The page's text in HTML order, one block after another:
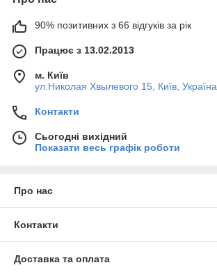
90% позитивних з 66 відгуків за рік
Працює з 13.02.2013
м. Київ
ул.Николая Хвылевого 15, Київ, Україна
Контакти
Сьогодні вихідний
Показати весь графік роботи
Про нас
Контакти
Доставка та оплата